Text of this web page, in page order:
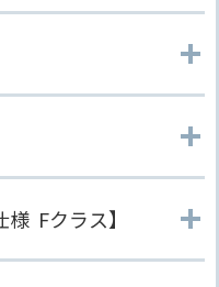
Fクラス】